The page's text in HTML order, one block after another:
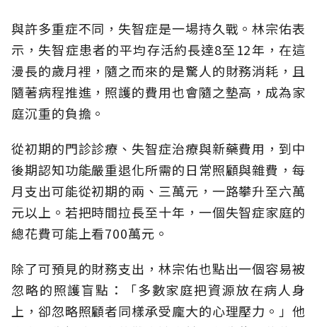
與許多重症不同，失智症是一場持久戰。林宗佑表
示，失智症患者的平均存活約長達8至12年，在這
漫長的歲月裡，隨之而來的是驚人的財務消耗，且
隨著病程推進，照護的費用也會隨之墊高，成為家
庭沉重的負擔。
從初期的門診診療、失智症治療與新藥費用，到中
後期認知功能嚴重退化所需的日常照顧與雜費，每
月支出可能從初期的兩、三萬元，一路攀升至六萬
元以上。若把時間拉長至十年，一個失智症家庭的
總花費可能上看700萬元。
除了可預見的財務支出，林宗佑也點出一個容易被
忽略的照護盲點：「多數家庭把資源放在病人身
上，卻忽略照顧者同樣承受龐大的心理壓力。」他